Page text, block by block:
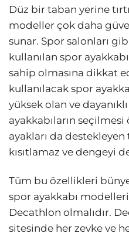
Düz bir taban yerine
modeller çok daha
sunar. Spor salonları
kullanılan spor
sahip olmasına dikkat
kullanılacak spor
yüksek olan ve
ayakkabıların
ayakları da destekleyen
kısıtlamaz ve dengeyi
Tüm bu özellikleri
spor ayakkabı
Decathlon olmalıdır.
sitesinde her zevke ve